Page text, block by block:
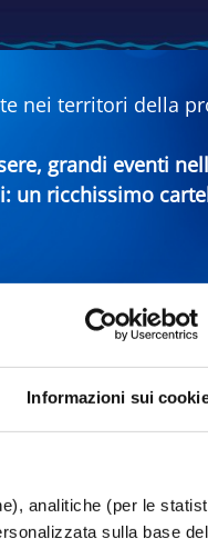
Informazioni sui
analitiche (per le
sulla base
nei territori della
grandi eventi
un ricchissimo